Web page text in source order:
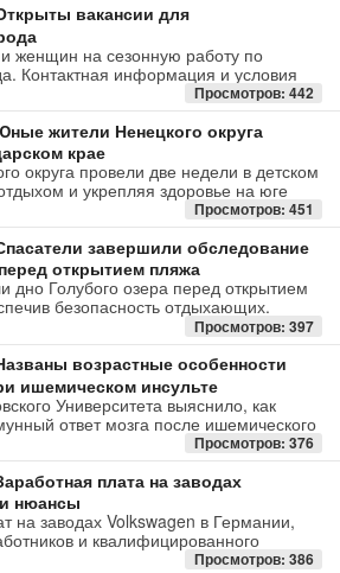
вакансии для
женщин на сезонную работу по
Контактная информация и условия
Просмотров: 442
жители Ненецкого округа
крае
округа провели две недели в детском
и укрепляя здоровье на юге
Просмотров: 451
завершили обследование
открытием пляжа
дно Голубого озера перед открытием
безопасность отдыхающих.
Просмотров: 397
возрастные особенности
ишемическом инсульте
Университета выяснило, как
ответ мозга после ишемического
Просмотров: 376
плата на заводах
нюансы
на заводах Volkswagen в Германии,
и квалифицированного
Просмотров: 386